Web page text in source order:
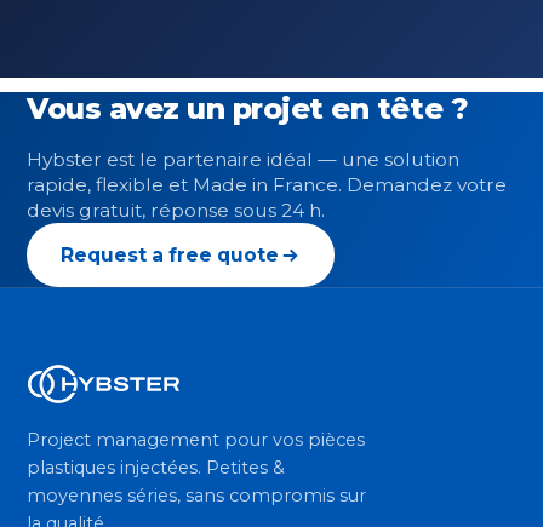
Vous avez un projet en tête ?
Hybster est le partenaire idéal — une solution
rapide, flexible et Made in France. Demandez votre
devis gratuit, réponse sous 24 h.
Request a free quote
Project management pour vos pièces
plastiques injectées. Petites &
moyennes séries, sans compromis sur